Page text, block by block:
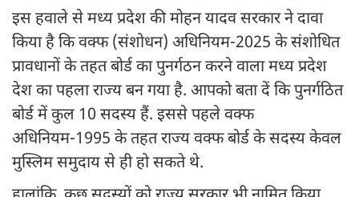
इस हवाले से मध्य प्रदेश की मोहन यादव सरकार ने दावा
किया है कि वक्फ (संशोधन) अधिनियम-2025 के संशोधित
प्रावधानों के तहत बोर्ड का पुनर्गठन करने वाला मध्य प्रदेश
देश का पहला राज्य बन गया है. आपको बता दें कि पुनर्गठित
बोर्ड में कुल 10 सदस्य हैं. इससे पहले वक्फ
अधिनियम-1995 के तहत राज्य वक्फ बोर्ड के सदस्य केवल
मुस्लिम समुदाय से ही हो सकते थे.